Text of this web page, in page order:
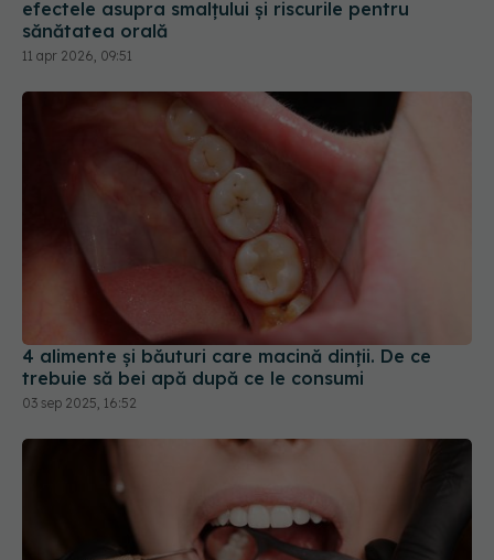
4 alimente și băuturi care macină dinții. De ce
trebuie să bei apă după ce le consumi
03 sep 2025, 16:52